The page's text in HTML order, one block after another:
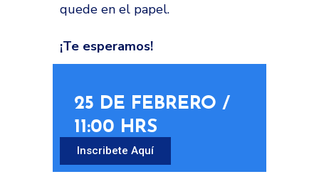
quede en el papel.
¡Te esperamos!
25 DE FEBRERO /
11:00 HRS
Inscribete Aquí